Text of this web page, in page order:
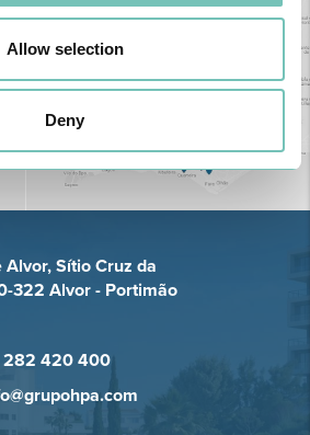
Allow selection
Deny
Alvor, Sítio Cruz da
322 Alvor - Portimão
282 420 400